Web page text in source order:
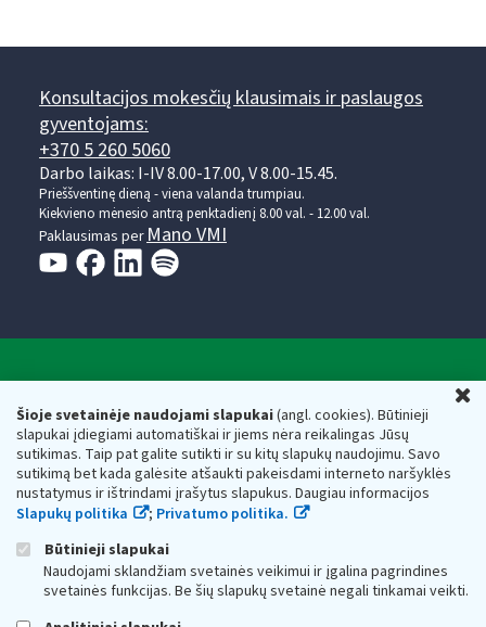
Šioje svetainėje naudojami slapukai(angl. cookies). Būtinieji
slapukai įdiegiami automatiškai ir jiems nėra reikalingas Jūsų
sutikimas. Taip pat galite sutikti ir su kitų slapukų naudojimu. Savo
sutikimą bet kada galėsite atšaukti pakeisdami interneto naršyklės
nustatymus ir ištrindami įrašytus slapukus. Daugiau informacijos
Slapukų politika
; Privatumo politika.
Būtinieji slapukai
Naudojami sklandžiam svetainės veikimui ir įgalina pagrindines
svetainės funkcijas. Be šių slapukų svetainė negali tinkamai veikti.
Konsultacijos mokesčių klausimais ir paslaugos
gyventojams:
+370 5 260 5060
Darbo laikas: I-IV 8.00-17.00, V 8.00-15.45.
Prieššventinę dieną - viena valanda trumpiau.
Kiekvieno mėnesio antrą penktadienį 8.00 val. - 12.00 val.
Paklausimas per Mano VMI
Respublikos finansų ministerijos
Biudžetinė įstaiga. Juridinio asmens kodas — 188659752,
adresas: Vasario 16-osios g. 14, 01107 Vilnius, Lietuva, el.paštas:
vmi@vmi.lt, E. pristatymo dėžutės adresas 188659752
Duomenys apie Valstybinę mokesčių inspekciją prie Lietuvos
Respublikos finansų ministerijos kaupiami ir saugomi Juridinių